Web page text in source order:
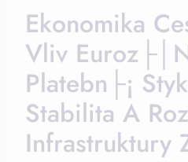
Ekonomika
Vliv
Platebn├¡
Stabilita A
Infrastruktury